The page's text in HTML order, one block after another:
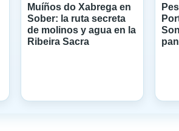
Muíños do Xabrega en
Sober: la ruta secreta
de molinos y agua en la
Ribeira Sacra